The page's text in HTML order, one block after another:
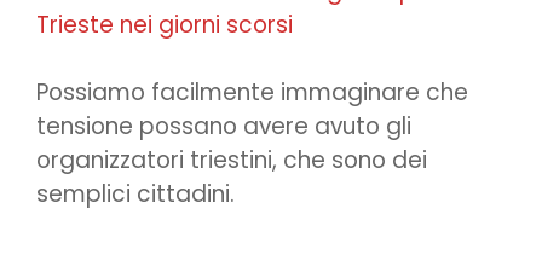
Trieste nei giorni scorsi
Possiamo facilmente immaginare che
tensione possano avere avuto gli
organizzatori triestini, che sono dei
semplici cittadini.